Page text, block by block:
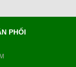
PHỐI